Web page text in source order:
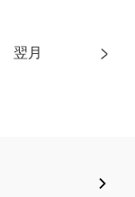
翌月